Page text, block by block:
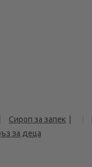
Сироп за запек
за деца